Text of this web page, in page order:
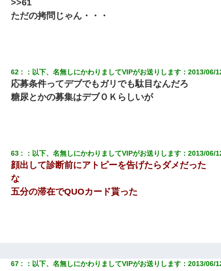
>>61
ただの拷問じゃん・・・
62 ： 以下、名無しにかわりましてVIPがお送りします ：2013/06/
応募条件ってデブでもガリでも駄目なんだろ
糖尿とかの募集はデブＯＫらしいが
63 ： 以下、名無しにかわりましてVIPがお送りします ：2013/06/
顔出して診断前にアトピーを告げたらダメだった
な
五分の滞在でQUOカード貰った
67 ： 以下、名無しにかわりましてVIPがお送りします ：2013/06/